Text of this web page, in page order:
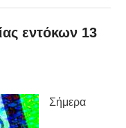
εντόκων 13
Σήμερα